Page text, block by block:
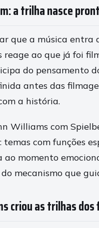
a trilha nasce
que a música entra
reage ao que já foi
do pensamento
antes das
a história.
Williams com
temas com funções
ao momento
mecanismo que
criou as trilhas